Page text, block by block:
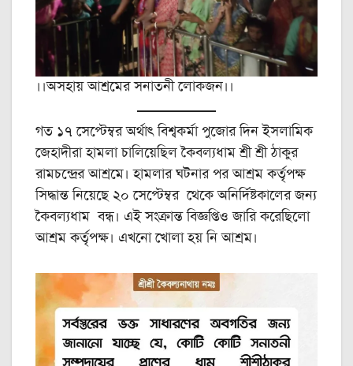
।।অসহায় আশ্রমের সনাতনী লোকজন।।
গত ১৭ সেপ্টেম্বর অর্থাৎ বিশ্বকর্মা পুজোর দিন ইসলামিক
জেহাদীরা হামলা চালিয়েছিল কৈবল্যধাম শ্রী শ্রী ঠাকুর
রামচন্দ্রের আশ্রমে। হামলার ঘটনার পর আশ্রম কর্তৃপক্ষ
সিদ্ধান্ত নিয়েছে ২০ সেপ্টেম্বর থেকে অনির্দিষ্টকালের জন্য
কৈবল্যধাম বন্ধ। এই সংক্রান্ত বিজ্ঞপ্তিও জারি করেছিলো
আশ্রম কর্তৃপক্ষ। এখনো খোলা হয় নি আশ্রম।